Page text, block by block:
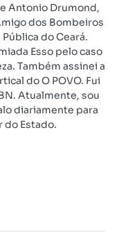
Antonio Drumond,
dos Bombeiros
do Ceará.
Esso pelo caso
Também assinei a
do O POVO. Fui
Atualmente, sou
diariamente para
do Estado.